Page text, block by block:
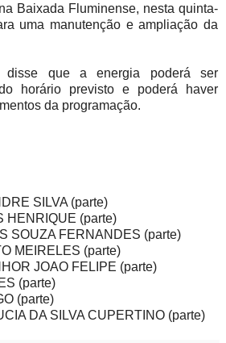
Baixada Fluminense, nesta quinta-
uma manutenção e ampliação da
disse que a energia poderá ser
horário previsto e poderá haver
da programação.
SILVA (parte)
(parte)
FERNANDES (parte)
(parte)
FELIPE (parte)
(parte)
SILVA CUPERTINO (parte)